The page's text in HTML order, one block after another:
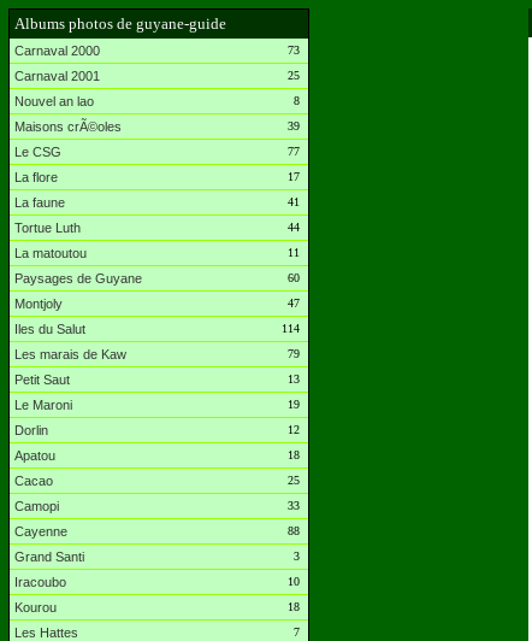
Albums photos de guyane-guide
Carnaval 2000 73
Carnaval 2001 25
Nouvel an lao 8
Maisons crÃ©oles 39
Le CSG 77
La flore 17
La faune 41
Tortue Luth 44
La matoutou 11
Paysages de Guyane 60
Montjoly 47
Iles du Salut 114
Les marais de Kaw 79
Petit Saut 13
Le Maroni 19
Dorlin 12
Apatou 18
Cacao 25
Camopi 33
Cayenne 88
Grand Santi 3
Iracoubo 10
Kourou 18
Les Hattes 7